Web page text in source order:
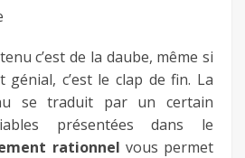
c’est de la daube, même si
c’est le clap de fin. La
se traduit par un certain
présentées dans le
rationnel vous permet